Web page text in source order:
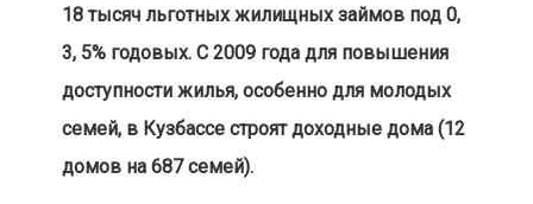
18 тысяч льготных жилищных займов под 0,
3, 5% годовых. С 2009 года для повышения
доступности жилья, особенно для молодых
семей, в Кузбассе строят доходные дома (12
домов на 687 семей).